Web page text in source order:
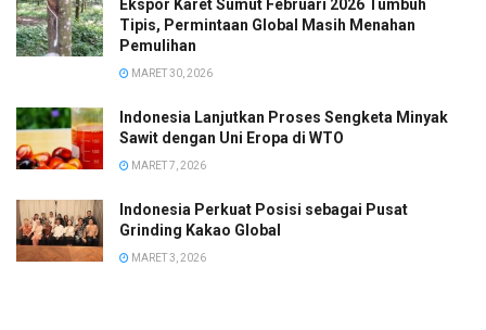
Ekspor Karet Sumut Februari 2026 Tumbuh
Tipis, Permintaan Global Masih Menahan
Pemulihan
MARET 30, 2026
Indonesia Lanjutkan Proses Sengketa Minyak
Sawit dengan Uni Eropa di WTO
MARET 7, 2026
Indonesia Perkuat Posisi sebagai Pusat
Grinding Kakao Global
MARET 3, 2026